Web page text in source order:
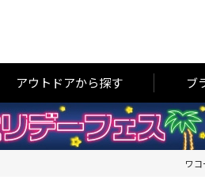
アウトドアから探す ブ
ワ